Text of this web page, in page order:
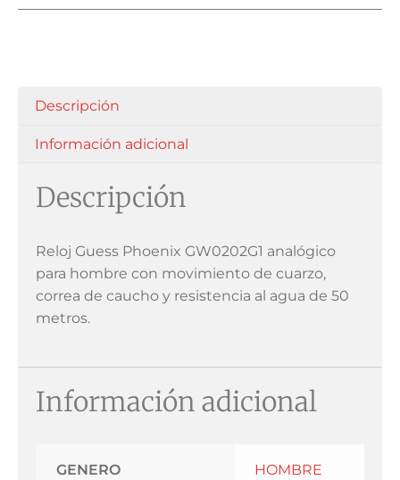
Descripción
Información adicional
Descripción
Reloj Guess Phoenix GW0202G1 analógico
para hombre con movimiento de cuarzo,
correa de caucho y resistencia al agua de 50
metros.
Información adicional
GENERO HOMBRE